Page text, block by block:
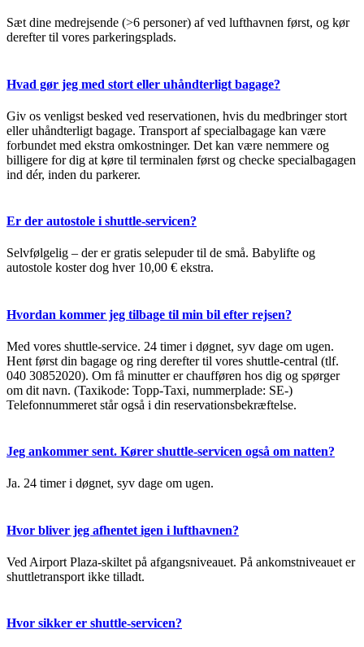
Sæt dine medrejsende (>6 personer) af ved lufthavnen først, og kør
derefter til vores parkeringsplads.
Hvad gør jeg med stort eller uhåndterligt bagage?
Giv os venligst besked ved reservationen, hvis du medbringer stort
eller uhåndterligt bagage. Transport af specialbagage kan være
forbundet med ekstra omkostninger. Det kan være nemmere og
billigere for dig at køre til terminalen først og checke specialbagagen
ind dér, inden du parkerer.
Er der autostole i shuttle-servicen?
Selvfølgelig – der er gratis selepuder til de små. Babylifte og
autostole koster dog hver 10,00 € ekstra.
Hvordan kommer jeg tilbage til min bil efter rejsen?
Med vores shuttle-service. 24 timer i døgnet, syv dage om ugen.
Hent først din bagage og ring derefter til vores shuttle-central (tlf.
040 30852020). Om få minutter er chaufføren hos dig og spørger
om dit navn. (Taxikode: Topp-Taxi, nummerplade: SE-)
Telefonnummeret står også i din reservationsbekræftelse.
Jeg ankommer sent. Kører shuttle-servicen også om natten?
Ja. 24 timer i døgnet, syv dage om ugen.
Hvor bliver jeg afhentet igen i lufthavnen?
Ved Airport Plaza-skiltet på afgangsniveauet. På ankomstniveauet er
shuttletransport ikke tilladt.
Hvor sikker er shuttle-servicen?